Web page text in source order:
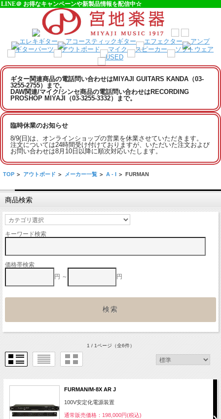
LINE＠ お得なキャンペーンや新製品情報を配信中☆
ギター関連商品の電話問い合わせはMIYAJI GUITARS KANDA（03-
3255-2755）まで。
DAW関連/マイク/シンセ商品の電話問い合わせはRECORDING
PROSHOP MIYAJI（03-3255-3332）まで。
臨時休業のお知らせ
8/9(日)は、オンラインショップの営業を休業させていただきます。
注文については24時間受け付けておりますが、いただいた注文および
お問い合わせは8月10日以降に順次対応いたします。
TOP > アウトボード > メーカー一覧 > A - I > FURMAN
商品検索
キーワード検索
価格帯検索
円 ～
円
1 / 1ページ（全6件）
FURMAN/M-8X AR J
100V安定化電源装置
通常販売価格：198,000円(税込)